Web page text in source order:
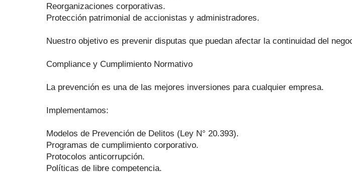
Reorganizaciones corporativas.
Protección patrimonial de accionistas y administradores.
Nuestro objetivo es prevenir disputas que puedan afectar la continuidad del
Compliance y Cumplimiento Normativo
La prevención es una de las mejores inversiones para cualquier empresa.
Implementamos:
Modelos de Prevención de Delitos (Ley N° 20.393).
Programas de cumplimiento corporativo.
Protocolos anticorrupción.
Políticas de libre competencia.